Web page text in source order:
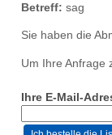
Betreff: sag
Sie haben die
Um Ihre Anfrage
Ihre E-Mail-